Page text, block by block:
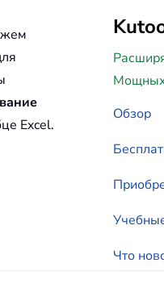
Обзор
Что
Excel.